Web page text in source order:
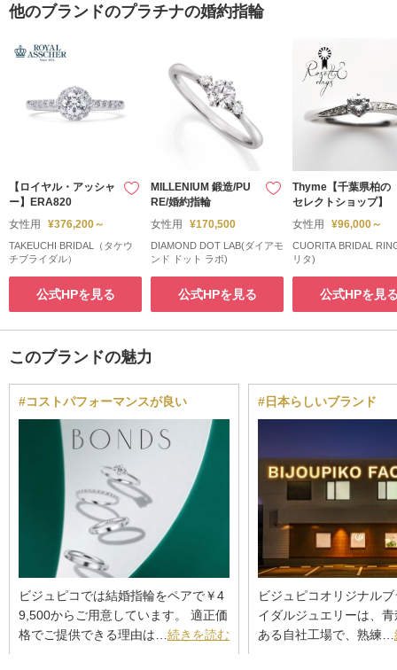
他のブランドのプラチナの婚約指輪
【ロイヤル・アッシャ
ー】ERA820
女性用
¥376,200～
TAKEUCHI BRIDAL（タケウ
チブライダル）
公式HPを見る
MILLENIUM 鍛造/PU
RE/婚約指輪
女性用
¥170,500
DIAMOND DOT LAB(ダイアモ
ンド ドット ラボ)
公式HPを見る
Thyme【千葉県柏の
セレクトショップ】
女性用
¥96,000～
CUORITA BRIDAL
リタ)
公式HPを見
このブランドの魅力
#コストパフォーマンスが良い
ビジュピコでは結婚指輪をペアで￥4
9,500からご用意しています。 適正価
格でご提供できる理由は…続きを読む
#日本らしいブランド
ビジュピコオリジナル
イダルジュエリーは、
ある自社工場で、熟練…